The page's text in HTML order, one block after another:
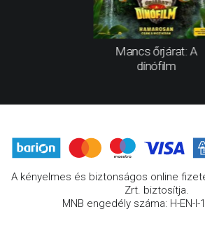
Mancs őrjárat: A
dínófilm
A kényelmes és biztonságos online
Zrt. biztosítja.
MNB engedély száma: H-EN-I-